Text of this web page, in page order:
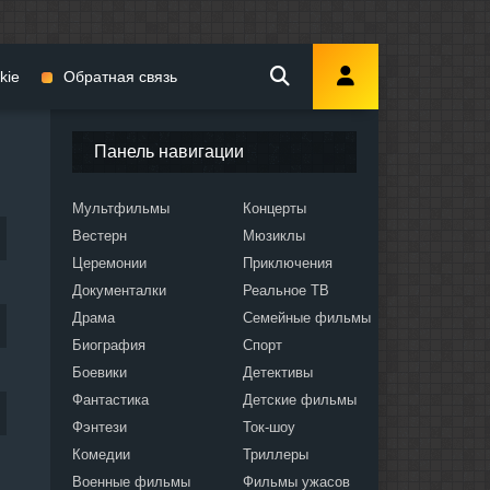
Панель навигации
Мультфильмы
Вестерн
Церемонии
Документалки
Драма
Биография
Боевики
Фантастика
Фэнтези
Комедии
Военные фильмы
Концерты
Мюзиклы
Приключения
Реальное ТВ
Семейные фильмы
Спорт
Детективы
Детские фильмы
Ток-шоу
Триллеры
Фильмы ужасов
Обратная связь